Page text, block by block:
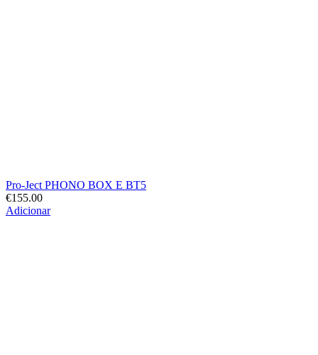
Pro-Ject PHONO BOX E BT5
€155.00
Adicionar